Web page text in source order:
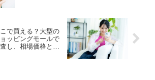
で買える？大型の
ッピングモールで
し、相場価格と共